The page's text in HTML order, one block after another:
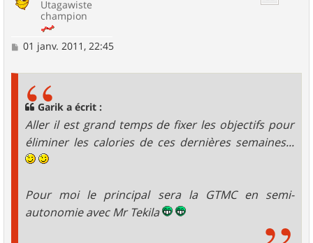
Utagawiste
champion
M
01 janv. 2011, 22:45
Garik a écrit :
Aller il est grand temps de fixer les objectifs pour
éliminer les calories de ces dernières semaines...
Pour moi le principal sera la GTMC en semi-
autonomie avec Mr Tekila